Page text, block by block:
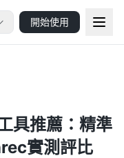
開始使用
具推薦：精準
實測評比